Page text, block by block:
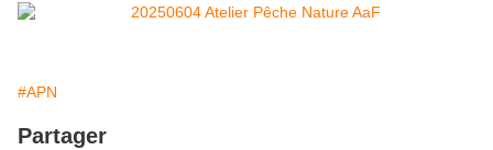
#APN
Partager